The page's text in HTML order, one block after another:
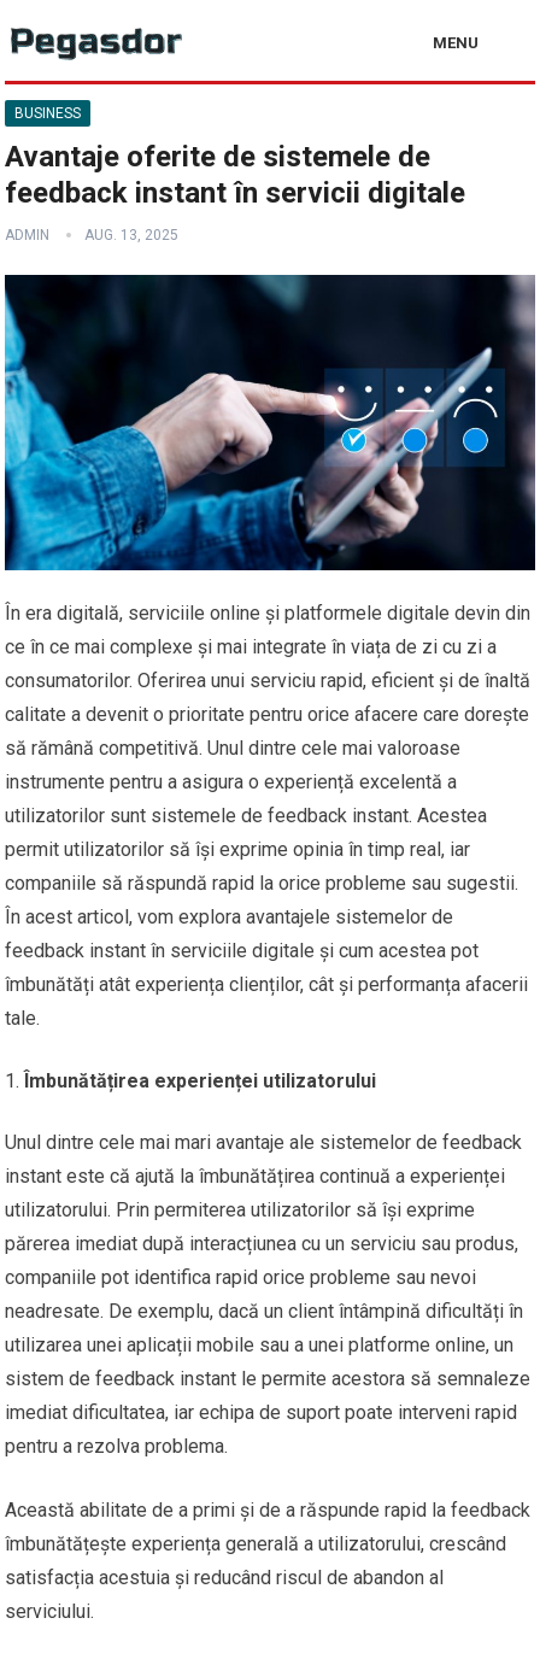
MENU
BUSINESS
Avantaje oferite de sistemele de
feedback instant în servicii digitale
ADMIN AUG. 13, 2025
În era digitală, serviciile online și platformele digitale devin din
ce în ce mai complexe și mai integrate în viața de zi cu zi a
consumatorilor. Oferirea unui serviciu rapid, eficient și de înaltă
calitate a devenit o prioritate pentru orice afacere care dorește
să rămână competitivă. Unul dintre cele mai valoroase
instrumente pentru a asigura o experiență excelentă a
utilizatorilor sunt sistemele de feedback instant. Acestea
permit utilizatorilor să își exprime opinia în timp real, iar
companiile să răspundă rapid la orice probleme sau sugestii.
În acest articol, vom explora avantajele sistemelor de
feedback instant în serviciile digitale și cum acestea pot
îmbunătăți atât experiența clienților, cât și performanța afacerii
tale.
Îmbunătățirea experienței utilizatorului
Unul dintre cele mai mari avantaje ale sistemelor de feedback
instant este că ajută la îmbunătățirea continuă a experienței
utilizatorului. Prin permiterea utilizatorilor să își exprime
părerea imediat după interacțiunea cu un serviciu sau produs,
companiile pot identifica rapid orice probleme sau nevoi
neadresate. De exemplu, dacă un client întâmpină dificultăți în
utilizarea unei aplicații mobile sau a unei platforme online, un
sistem de feedback instant le permite acestora să semnaleze
imediat dificultatea, iar echipa de suport poate interveni rapid
pentru a rezolva problema.
Această abilitate de a primi și de a răspunde rapid la feedback
îmbunătățește experiența generală a utilizatorului, crescând
satisfacția acestuia și reducând riscul de abandon al
serviciului.